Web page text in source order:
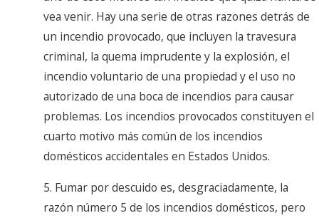
vea venir. Hay una serie de otras razones detrás de
un incendio provocado, que incluyen la travesura
criminal, la quema imprudente y la explosión, el
incendio voluntario de una propiedad y el uso no
autorizado de una boca de incendios para causar
problemas. Los incendios provocados constituyen el
cuarto motivo más común de los incendios
domésticos accidentales en Estados Unidos.
5. Fumar por descuido es, desgraciadamente, la
razón número 5 de los incendios domésticos, pero